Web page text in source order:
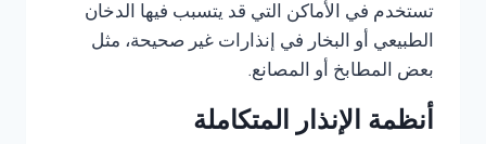
تستخدم في الأماكن التي قد يتسبب فيها الدخان
الطبيعي أو البخار في إنذارات غير صحيحة، مثل
بعض المطابخ أو المصانع.
أنظمة الإنذار المتكاملة